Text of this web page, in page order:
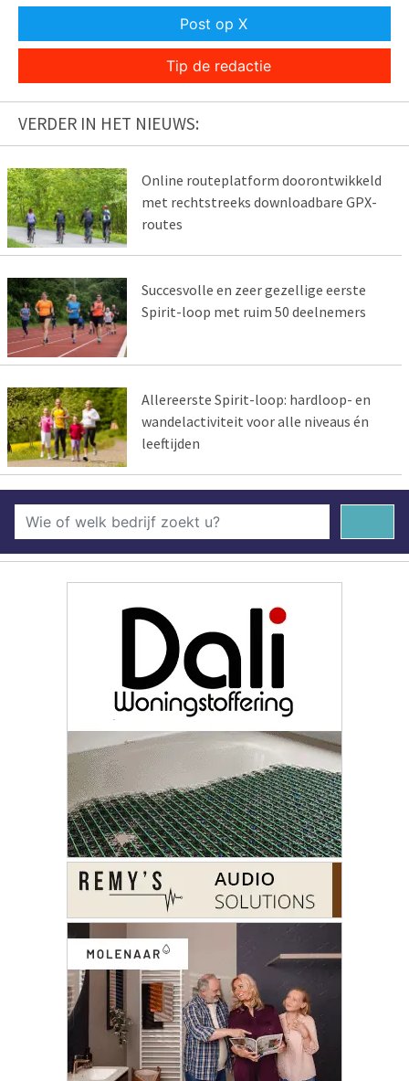
Post op X
Tip de redactie
VERDER IN HET NIEUWS:
Online routeplatform doorontwikkeld
met rechtstreeks downloadbare GPX-
routes
Succesvolle en zeer gezellige eerste
Spirit-loop met ruim 50 deelnemers
Allereerste Spirit-loop: hardloop- en
wandelactiviteit voor alle niveaus én
leeftijden